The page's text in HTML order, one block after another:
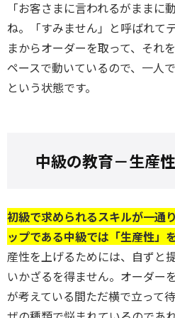
「お客さまに言われるがままに
ね。「すみません」と呼ばれて
まからオーダーを取って、それ
ペースで動いているので、一人
という状態です。
中級の教育－生産性
初級で求められるスキルが一通
ップである中級では「生産性」
産性を上げるためには、自ずと
いかざるを得ません。オーダー
が考えている間ただ横で立って